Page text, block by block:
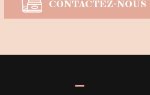
CONTACTEZ-NOUS